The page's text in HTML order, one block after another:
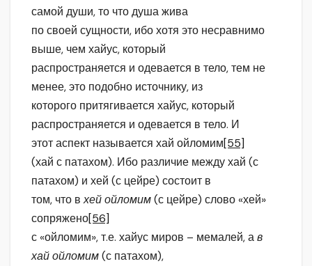
самой души, то что душа жива
по своей сущности, ибо хотя это несравнимо
выше, чем хайус, который
распространяется и одевается в тело, тем не
менее, это подобно источнику, из
которого притягивается хайус, который
распространяется и одевается в тело. И
этот аспект называется хай ойломим[55]
(хай с патахом). Ибо различие между хай (с
патахом) и хей (с цейре) состоит в
том, что вхей ойломим(с цейре) слово «хей»
сопряжено[56]
с «ойломим», т.е. хайус миров – мемалей, ав
хай ойломим(с патахом),